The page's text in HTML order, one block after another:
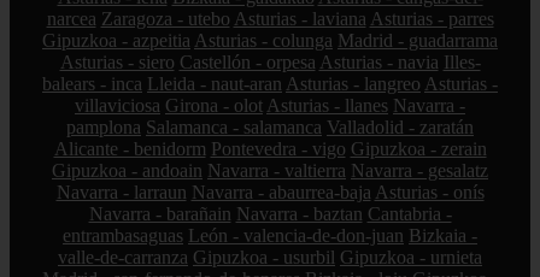
narcea Zaragoza - utebo Asturias - laviana Asturias - parres
Gipuzkoa - azpeitia Asturias - colunga Madrid - guadarrama
Asturias - siero Castellón - orpesa Asturias - navia Illes-
balears - inca Lleida - naut-aran Asturias - langreo Asturias -
villaviciosa Girona - olot Asturias - llanes Navarra -
pamplona Salamanca - salamanca Valladolid - zaratán
Alicante - benidorm Pontevedra - vigo Gipuzkoa - zerain
Gipuzkoa - andoain Navarra - valtierra Navarra - gesalatz
Navarra - larraun Navarra - abaurrea-baja Asturias - onís
Navarra - barañain Navarra - baztan Cantabria -
entrambasaguas León - valencia-de-don-juan Bizkaia -
valle-de-carranza Gipuzkoa - usurbil Gipuzkoa - urnieta